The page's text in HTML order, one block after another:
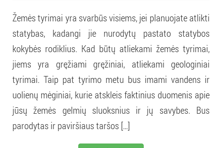
Žemės tyrimai yra svarbūs visiems, jei planuojate atlikti
statybas, kadangi jie nurodytų pastato statybos
kokybės rodiklius. Kad būtų atliekami žemės tyrimai,
jiems yra gręžiami gręžiniai, atliekami geologiniai
tyrimai. Taip pat tyrimo metu bus imami vandens ir
uolienų mėginiai, kurie atskleis faktinius duomenis apie
jūsų žemės gelmių sluoksnius ir jų savybes. Bus
parodytas ir paviršiaus taršos […]